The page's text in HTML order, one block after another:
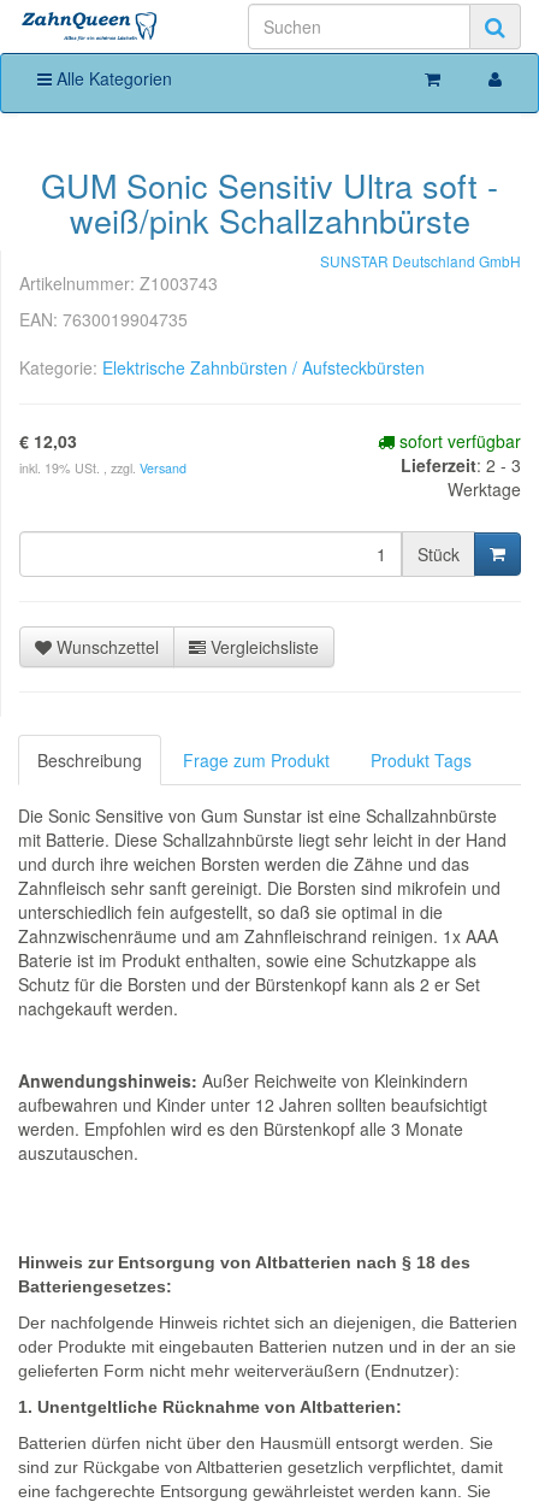
Alle Kategorien
GUM Sonic Sensitiv Ultra soft -
weiß/pink Schallzahnbürste
SUNSTAR Deutschland GmbH
Artikelnummer: Z1003743
EAN: 7630019904735
Kategorie: Elektrische Zahnbürsten / Aufsteckbürsten
€ 12,03
inkl. 19% USt. , zzgl. Versand
sofort verfügbar
Lieferzeit: 2 - 3
Werktage
Stück
Wunschzettel Vergleichsliste
Beschreibung Frage zum Produkt Produkt Tags
Die Sonic Sensitive von Gum Sunstar ist eine Schallzahnbürste
mit Batterie. Diese Schallzahnbürste liegt sehr leicht in der Hand
und durch ihre weichen Borsten werden die Zähne und das
Zahnfleisch sehr sanft gereinigt. Die Borsten sind mikrofein und
unterschiedlich fein aufgestellt, so daß sie optimal in die
Zahnzwischenräume und am Zahnfleischrand reinigen. 1x AAA
Baterie ist im Produkt enthalten, sowie eine Schutzkappe als
Schutz für die Borsten und der Bürstenkopf kann als 2 er Set
nachgekauft werden.
Anwendungshinweis: Außer Reichweite von Kleinkindern
aufbewahren und Kinder unter 12 Jahren sollten beaufsichtigt
werden. Empfohlen wird es den Bürstenkopf alle 3 Monate
auszutauschen.
Hinweis zur Entsorgung von Altbatterien nach § 18 des
Batteriengesetzes:
Der nachfolgende Hinweis richtet sich an diejenigen, die Batterien
oder Produkte mit eingebauten Batterien nutzen und in der an sie
gelieferten Form nicht mehr weiterveräußern (Endnutzer):
1. Unentgeltliche Rücknahme von Altbatterien:
Batterien dürfen nicht über den Hausmüll entsorgt werden. Sie
sind zur Rückgabe von Altbatterien gesetzlich verpflichtet, damit
eine fachgerechte Entsorgung gewährleistet werden kann. Sie